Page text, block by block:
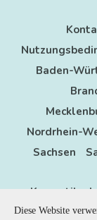
Baden-
Nordrhein-
Sachsen
Anzeigen
Diese Website